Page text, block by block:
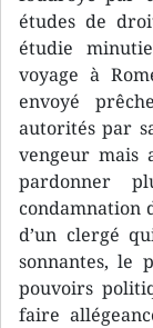
études de
étudie
voyage à
envoyé
autorités par
vengeur mais
pardonner
condamnation
d’un clergé
sonnantes, le
pouvoirs
faire